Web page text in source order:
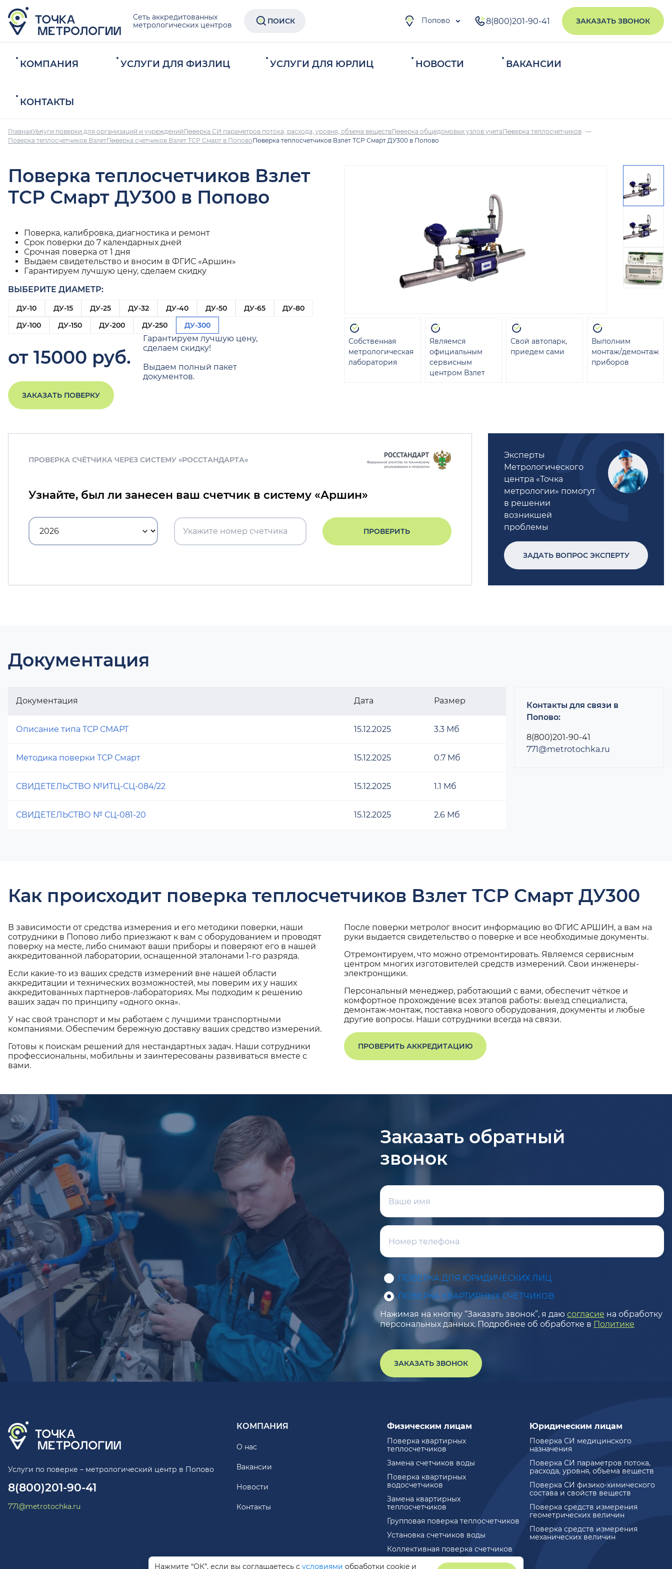
Сеть аккредитованных
метрологических центров
ПОИСК Попово 8(800)201-90-41 ЗАКАЗАТЬ ЗВОНОК
КОМПАНИЯ УСЛУГИ ДЛЯ ФИЗЛИЦ УСЛУГИ ДЛЯ ЮРЛИЦ НОВОСТИ ВАКАНСИИ
КОНТАКТЫ
ГлавнаяУслуги поверки для организаций и учрежденийПоверка СИ параметров потока, расхода, уровня, объема веществПоверка общедомовых узлов учетаПоверка теплосчетчиков
Поверка теплосчетчиков ВзлетПоверка счетчиков Взлет ТСР Смарт в ПоповоПоверка теплосчетчиков Взлет ТСР Смарт ДУ300 в Попово
Поверка теплосчетчиков Взлет
ТСР Смарт ДУ300 в Попово
Поверка, калибровка, диагностика и ремонт
Срок поверки до 7 календарных дней
Срочная поверка от 1 дня
Выдаем свидетельство и вносим в ФГИС «Аршин»
Гарантируем лучшую цену, сделаем скидку
ВЫБЕРИТЕ ДИАМЕТР:
ДУ-10 ДУ-15 ДУ-25 ДУ-32 ДУ-40 ДУ-50 ДУ-65
ДУ-80
ДУ-100
ДУ-150 ДУ-200 ДУ-250 ДУ-300
от 15000 руб.
Гарантируем лучшую цену,
сделаем скидку!
Выдаем полный пакет
документов.
ЗАКАЗАТЬ ПОВЕРКУ
Собственная
метрологическая
лаборатория
Являемся
официальным
сервисным
центром Взлет
Свой автопарк,
приедем сами
Выполним
монтаж/демонтаж
приборов
ПРОВЕРКА СЧЁТЧИКА ЧЕРЕЗ СИСТЕМУ «РОССТАНДАРТА»
Узнайте, был ли занесен ваш счетчик в систему «Аршин»
ПРОВЕРИТЬ
Эксперты
Метрологического
центра «Точка
метрологии» помогут
в решении
возникшей
проблемы
ЗАДАТЬ ВОПРОС ЭКСПЕРТУ
Документация
Документация Дата Размер
Описание типа ТСР СМАРТ 15.12.2025 3.3 Мб
Методика поверки ТСР Смарт 15.12.2025 0.7 Мб
СВИДЕТЕЛЬСТВО №ИТЦ-СЦ-084/22 15.12.2025 1.1 Мб
СВИДЕТЕЛЬСТВО № СЦ-081-20 15.12.2025 2.6 Мб
Контакты для связи в
Попово:
8(800)201-90-41
771@metrotochka.ru
Как происходит поверка теплосчетчиков Взлет ТСР Смарт ДУ300
В зависимости от средства измерения и его методики поверки, наши
сотрудники в Попово либо приезжают к вам с оборудованием и проводят
поверку на месте, либо снимают ваши приборы и поверяют его в нашей
аккредитованной лаборатории, оснащенной эталонами 1-го разряда.
Если какие-то из ваших средств измерений вне нашей области
аккредитации и технических возможностей, мы поверим их у наших
аккредитованных партнеров-лабораториях. Мы подходим к решению
ваших задач по принципу «одного окна».
У нас свой транспорт и мы работаем с лучшими транспортными
компаниями. Обеспечим бережную доставку ваших средство измерений.
Готовы к поискам решений для нестандартных задач. Наши сотрудники
профессиональны, мобильны и заинтересованы развиваться вместе с
вами.
После поверки метролог вносит информацию во ФГИС АРШИН, а вам на
руки выдается свидетельство о поверке и все необходимые документы.
Отремонтируем, что можно отремонтировать. Являемся сервисным
центром многих изготовителей средств измерений. Свои инженеры-
электронщики.
Персональный менеджер, работающий с вами, обеспечит чёткое и
комфортное прохождение всех этапов работы: выезд специалиста,
демонтаж-монтаж, поставка нового оборудования, документы и любые
другие вопросы. Наши сотрудники всегда на связи.
ПРОВЕРИТЬ АККРЕДИТАЦИЮ
Заказать обратный
звонок
ПОВЕРКА ДЛЯ ЮРИДИЧЕСКИХ ЛИЦ
ПОВЕРКА КВАРТИРНЫХ СЧЕТЧИКОВ
Нажимая на кнопку “Заказать звонок”, я даю согласие на обработку
персональных данных. Подробнее об обработке в Политике
ЗАКАЗАТЬ ЗВОНОК
Услуги по поверке – метрологический центр в Попово
8(800)201-90-41
771@metrotochka.ru
КОМПАНИЯ
О нас
Вакансии
Новости
Контакты
Физическим лицам
Поверка квартирных
теплосчетчиков
Замена счетчиков воды
Поверка квартирных
водосчетчиков
Замена квартирных
теплосчетчиков
Групповая поверка теплосчетчиков
Установка счетчиков воды
Коллективная поверка счетчиков
Юридическим лицам
Поверка СИ медицинского
назначения
Поверка СИ параметров потока,
расхода, уровня, объема веществ
Поверка СИ физико-химического
состава и свойств веществ
Поверка средств измерения
геометрических величин
Поверка средств измерения
механических величин
Нажмите “ОК”, если вы соглашаетесь с условиями обработки cookie и